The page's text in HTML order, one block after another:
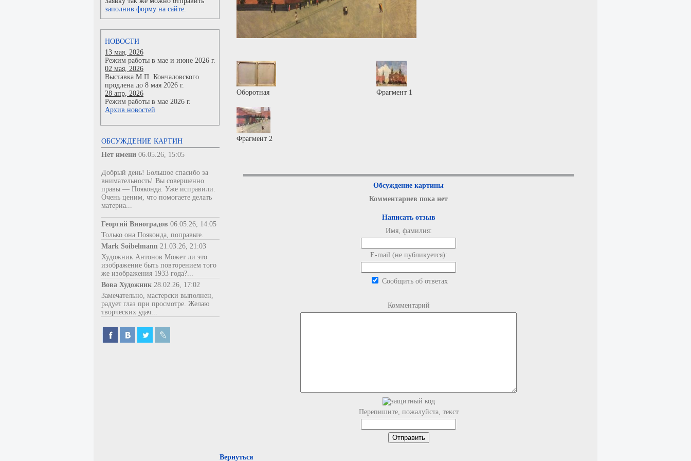
заполнив форму на сайте.
НОВОСТИ
13 мая, 2026
Режим работы в мае и июне 2026 г.
02 мая, 2026
Выставка М.П. Кончаловского
продлена до 8 мая 2026 г.
28 апр, 2026
Режим работы в мае 2026 г.
Архив новостей
ОБСУЖДЕНИЕ КАРТИН
Нет имени 06.05.26, 15:05
Добрый день! Большое спасибо за
внимательность! Вы совершенно
правы — Пояконда. Уже исправили.
Очень ценим, что помогаете делать
материа...
Георгий Виноградов 06.05.26, 14:05
Только она Пояконда, поправьте.
Mark Soibelmann 21.03.26, 21:03
Художник Антонов Может ли это
изображение быть повторением того
же изображения 1933 года?...
Вова Художник 28.02.26, 17:02
Замечательно, мастерски выполнен,
радует глаз при просмотре. Желаю
творческих удач...
Оборотная Фрагмент 1
Фрагмент 2
Обсуждение картины
Комментариев пока нет
Написать отзыв
Имя, фамилия:
E-mail (не публикуется):
Сообщить об ответах
Комментарий
Перепишите, пожалуйста, текст
Вернуться